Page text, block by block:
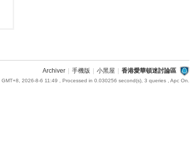
Archiver 手機版 小黑屋 香港愛華頓迷討論區
GMT+8, 2026-8-6 11:49 , Processed in 0.030256 second(s), 3 queries , Apc On.